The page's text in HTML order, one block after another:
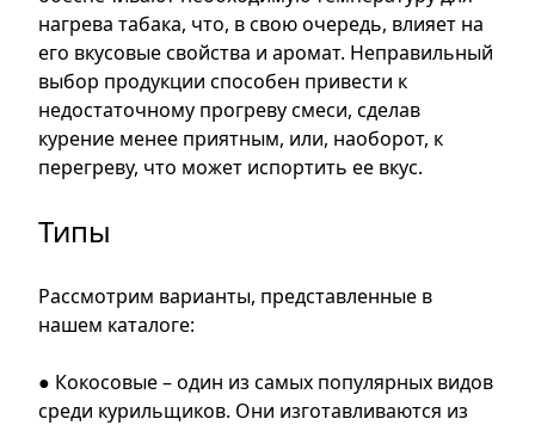
нагрева табака, что, в свою очередь, влияет на
его вкусовые свойства и аромат. Неправильный
выбор продукции способен привести к
недостаточному прогреву смеси, сделав
курение менее приятным, или, наоборот, к
перегреву, что может испортить ее вкус.
Типы
Рассмотрим варианты, представленные в
нашем каталоге:
● Кокосовые – один из самых популярных видов
среди курильщиков. Они изготавливаются из